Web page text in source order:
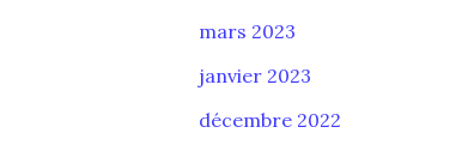
mars 2023
janvier 2023
décembre 2022